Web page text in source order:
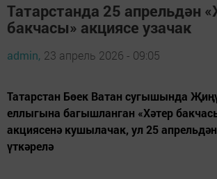
Татарстанда 25 апрельдән
бакчасы» акциясе узачак
admin, 23 апрель 2026 - 09:05
Татарстан Бөек Ватан сугышында
еллыгына багышланган «Хәтер
акциясенә кушылачак, ул 25
үткәрелә